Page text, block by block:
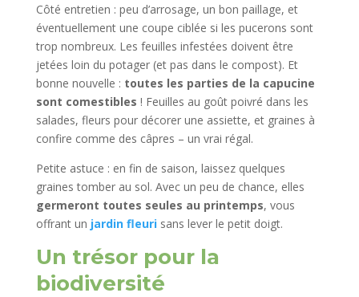
Côté entretien : peu d’arrosage, un bon paillage, et
éventuellement une coupe ciblée si les pucerons sont
trop nombreux. Les feuilles infestées doivent être
jetées loin du potager (et pas dans le compost). Et
bonne nouvelle : toutes les parties de la capucine
sont comestibles ! Feuilles au goût poivré dans les
salades, fleurs pour décorer une assiette, et graines à
confire comme des câpres – un vrai régal.
Petite astuce : en fin de saison, laissez quelques
graines tomber au sol. Avec un peu de chance, elles
germeront toutes seules au printemps, vous
offrant un jardin fleurisans lever le petit doigt.
Un trésor pour la
biodiversité